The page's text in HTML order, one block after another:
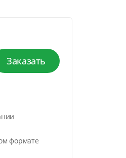
Заказать
формате